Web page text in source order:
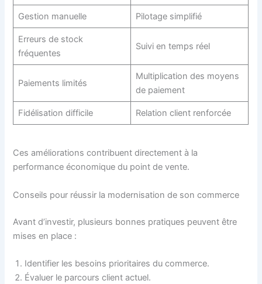
Gestion manuelle Pilotage simplifié
Erreurs de stock
fréquentes
Suivi en temps réel
Paiements limités
Multiplication des moyens
de paiement
Fidélisation difficile Relation client renforcée
Ces améliorations contribuent directement à la
performance économique du point de vente.
Conseils pour réussir la modernisation de son commerce
Avant d’investir, plusieurs bonnes pratiques peuvent être
mises en place :
Identifier les besoins prioritaires du commerce.
Évaluer le parcours client actuel.